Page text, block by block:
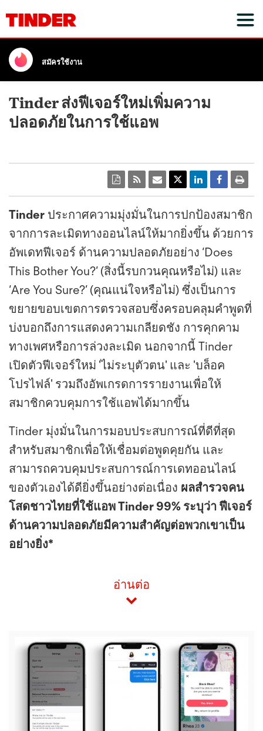
สมัครใช้งาน
Tinder ส่งฟีเจอร์ใหม่เพิ่มความ
ปลอดภัยในการใช้แอพ
Tinder ประกาศความมุ่งมั่นในการปกป้องสมาชิก
จากการละเมิดทางออนไลน์ให้มากยิ่งขึ้น ด้วยการ
อัพเดทฟีเจอร์ ด้านความปลอดภัยอย่าง ‘Does
This Bother You?’ (สิ่งนี้รบกวนคุณหรือไม่) และ
‘Are You Sure?’ (คุณแน่ใจหรือไม่) ซึ่งเป็นการ
ขยายขอบเขตการตรวจสอบซึ่งครอบคลุมคำพูดที่
บ่งบอกถึงการแสดงความเกลียดชัง การคุกคาม
ทางเพศหรือการล่วงละเมิด นอกจากนี้ Tinder
เปิดตัวฟีเจอร์ใหม่ 'ไม่ระบุตัวตน' และ 'บล็อค
โปรไฟล์' รวมถึงอัพเกรดการรายงานเพื่อให้
สมาชิกควบคุมการใช้แอพได้มากขึ้น
Tinder มุ่งมั่นในการมอบประสบการณ์ที่ดีที่สุด
สำหรับสมาชิกเพื่อให้เชื่อมต่อพูดคุยกัน และ
สามารถควบคุมประสบการณ์การเดทออนไลน์
ของตัวเองได้ดียิ่งขึ้นอย่างต่อเนื่อง ผลสำรวจคน
โสดชาวไทยที่ใช้แอพ Tinder 99% ระบุว่า ฟีเจอร์
ด้านความปลอดภัยมีความสำคัญต่อพวกเขาเป็น
อย่างยิ่ง*
อ่านต่อ
View